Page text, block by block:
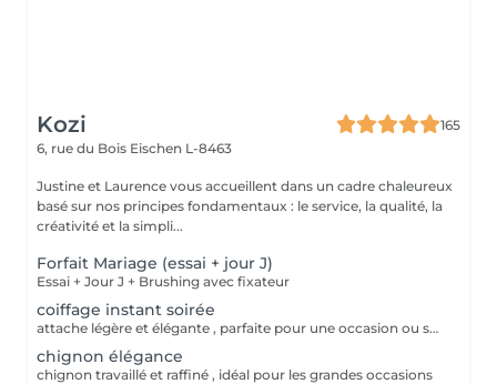
Kozi
165
6, rue du Bois Eischen L-8463
Justine et Laurence vous accueillent dans un cadre chaleureux
basé sur nos principes fondamentaux : le service, la qualité, la
créativité et la simpli...
Forfait Mariage (essai + jour J)
Essai + Jour J + Brushing avec fixateur
coiffage instant soirée
attache légère et élégante , parfaite pour une occasion ou soirée chic
chignon élégance
chignon travaillé et raffiné , idéal pour les grandes occasions